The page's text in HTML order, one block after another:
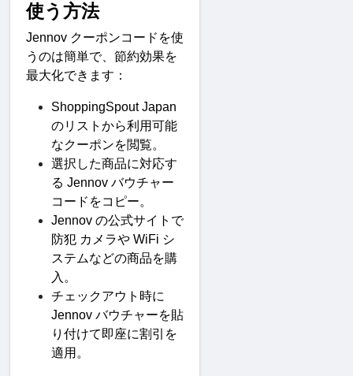
使う方法
Jennov クーポンコードを使
うのは簡単で、節約効果を
最大化できます ：
のリストから利用可能
なクーポンを閲覧。
選択した商品に対応す
る Jennov バウチャー
コードをコピー。
Jennov の公式サイトで
防犯 カメラや WiFi シ
ステムなどの商品を購
入。
チェックアウト時に
Jennov バウチャーを貼
り付けて即座に割引を
適用。